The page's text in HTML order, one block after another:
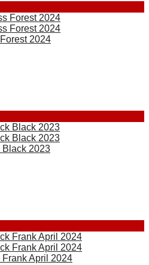
2024
Black 2023
April 2024